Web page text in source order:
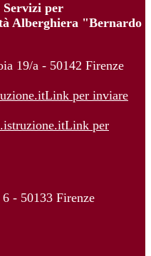
Servizi per
Alberghiera "Bernardo
19/a - 50142 Firenze
Link per inviare
Link per
- 50133 Firenze